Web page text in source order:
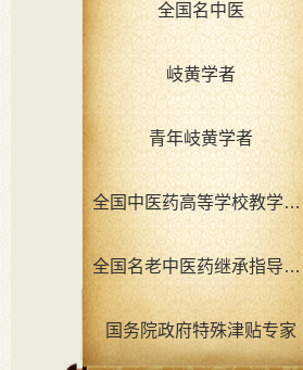
全国名中医
岐黄学者
青年岐黄学者
全国中医药高等学校教学名师
全国名老中医药继承指导老师
国务院政府特殊津贴专家